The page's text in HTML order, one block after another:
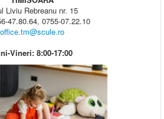
Liviu Rebreanu nr. 15
47.80.64, 0755-07.22.10
office.tm@scule.ro
Vineri: 8:00-17:00